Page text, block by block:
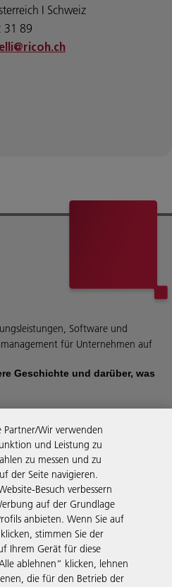
I Schweiz
31 89
Software und
für Unternehmen auf
Geschichte und darüber, was
Partner/Wir verwenden
und Leistung zu
zu messen und zu
der Seite navigieren.
Besuch verbessern
auf der Grundlage
anbieten. Wenn Sie auf
stimmen Sie der
Ihrem Gerät für diese
ablehnen“ klicken, lehnen
die für den Betrieb der